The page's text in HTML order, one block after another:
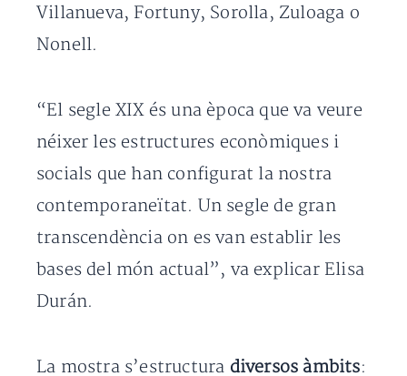
Villanueva, Fortuny, Sorolla, Zuloaga o
Nonell.
“El segle XIX és una època que va veure
néixer les estructures econòmiques i
socials que han configurat la nostra
contemporaneïtat. Un segle de gran
transcendència on es van establir les
bases del món actual”, va explicar Elisa
Durán.
La mostra s’estructura diversos àmbits: